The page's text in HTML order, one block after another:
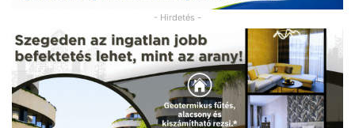
- Hirdetés -